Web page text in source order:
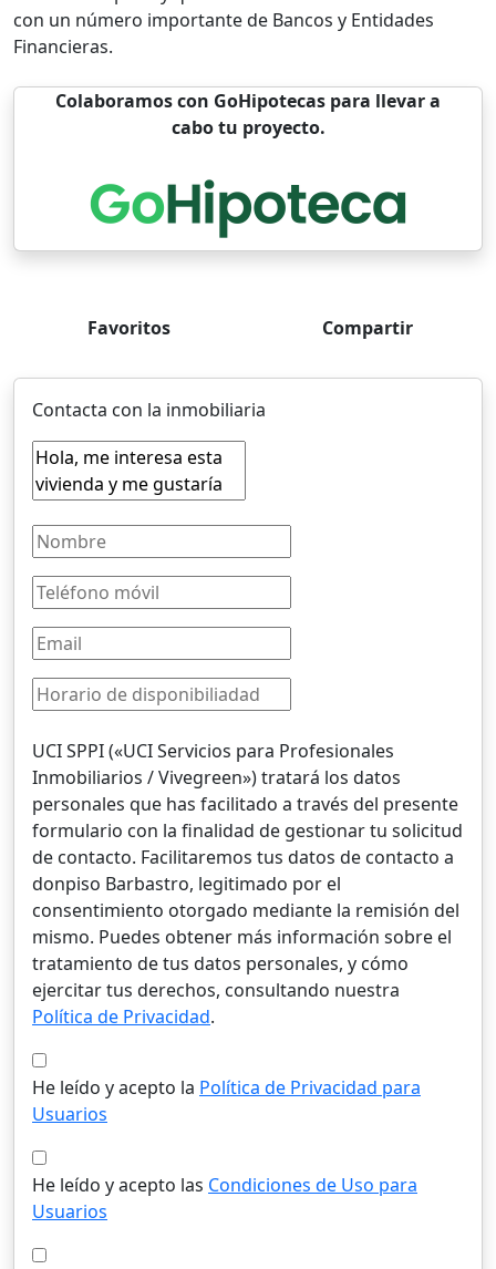
con un número importante de Bancos y Entidades
Financieras.
Colaboramos con GoHipotecas para llevar a
cabo tu proyecto.
Favoritos Compartir
Contacta con la inmobiliaria
UCI SPPI («UCI Servicios para Profesionales
Inmobiliarios / Vivegreen») tratará los datos
personales que has facilitado a través del presente
formulario con la finalidad de gestionar tu solicitud
de contacto. Facilitaremos tus datos de contacto a
donpiso Barbastro, legitimado por el
consentimiento otorgado mediante la remisión del
mismo. Puedes obtener más información sobre el
tratamiento de tus datos personales, y cómo
ejercitar tus derechos, consultando nuestra
Política de Privacidad.
He leído y acepto la Política de Privacidad para
Usuarios
He leído y acepto las Condiciones de Uso para
Usuarios